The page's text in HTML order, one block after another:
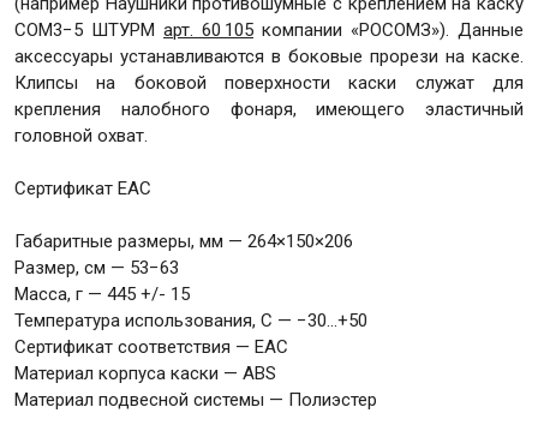
СОМ3−5 ШТУРМ арт. 60 105 компании «РОСОМЗ»). Данные
аксессуары устанавливаются в боковые прорези на каске.
Клипсы на боковой поверхности каски служат для
крепления налобного фонаря, имеющего эластичный
головной охват.
Сертификат EAC
Габаритные размеры, мм — 264×150×206
Размер, см — 53−63
Масса, г — 445 +/- 15
Температура использования, С — −30…+50
Сертификат соответствия — ЕАС
Материал корпуса каски — ABS
Материал подвесной системы — Полиэстер